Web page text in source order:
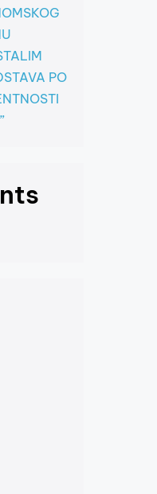
PO